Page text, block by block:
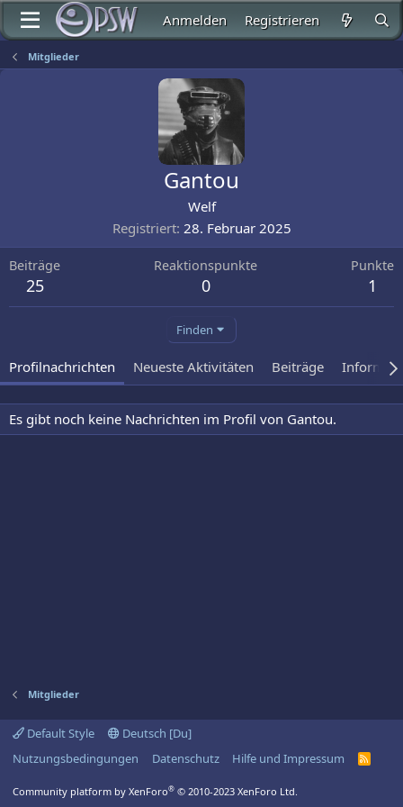
Anmelden Registrieren
Mitglieder
Gantou
Welf
Registriert 28. Februar 2025
Beiträge
25
Reaktionspunkte
0
Punkte
1
Finden
Profilnachrichten Neueste Aktivitäten Beiträge
Es gibt noch keine Nachrichten im Profil von Gantou.
Mitglieder
Default Style
Deutsch [Du]
Nutzungsbedingungen
Datenschutz Hilfe und Impressum
R
Community platform by XenForo® © 2010-2023 XenForo Ltd.